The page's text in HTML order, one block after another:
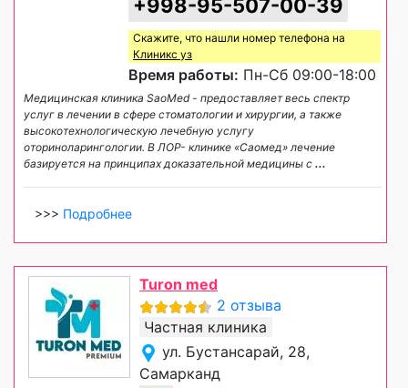
+998-95-507-00-39
Скажите, что нашли номер телефона на
Клиникс уз
Время работы: Пн-Сб 09:00-18:00
Медицинская клиника SaoMed - предоставляет весь спектр
услуг в лечении в сфере стоматологии и хирургии, а также
высокотехнологическую лечебную услугу
оториноларингологии. В ЛОР- клинике «Саомед» лечение
базируется на принципах доказательной медицины с ...
>>> Подробнее
Turon med
2 отзыва
Частная клиника
ул. Бустансарай, 28,
Самарканд